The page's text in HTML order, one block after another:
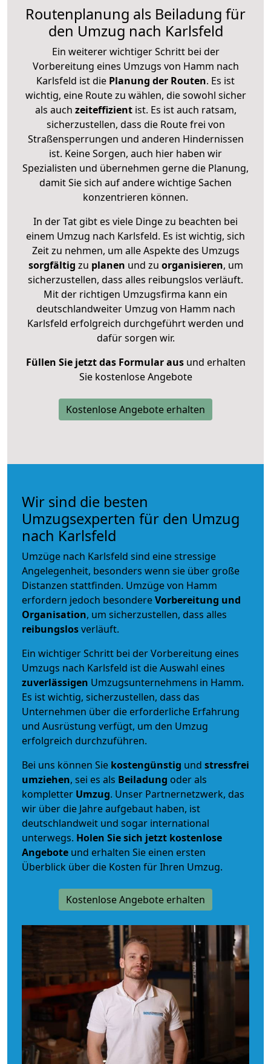
Routenplanung als Beiladung für
den Umzug nach Karlsfeld
Ein weiterer wichtiger Schritt bei der
Vorbereitung eines Umzugs von Hamm nach
Karlsfeld ist die Planung der Routen. Es ist
wichtig, eine Route zu wählen, die sowohl sicher
als auch zeiteffizientist. Es ist auch ratsam,
sicherzustellen, dass die Route frei von
Straßensperrungen und anderen Hindernissen
ist. Keine Sorgen, auch hier haben wir
Spezialisten und übernehmen gerne die Planung,
damit Sie sich auf andere wichtige Sachen
konzentrieren können.
In der Tat gibt es viele Dinge zu beachten bei
einem Umzug nach Karlsfeld. Es ist wichtig, sich
Zeit zu nehmen, um alle Aspekte des Umzugs
sorgfältig zu planen und zu organisieren, um
sicherzustellen, dass alles reibungslos verläuft.
Mit der richtigen Umzugsfirma kann ein
deutschlandweiter Umzug von Hamm nach
Karlsfeld erfolgreich durchgeführt werden und
dafür sorgen wir.
Füllen Sie jetzt das Formular ausund erhalten
Sie kostenlose Angebote
Kostenlose Angebote erhalten
Wir sind die besten
Umzugsexperten für den Umzug
nach Karlsfeld
Umzüge nach Karlsfeld sind eine stressige
Angelegenheit, besonders wenn sie über große
Distanzen stattfinden. Umzüge von Hamm
erfordern jedoch besondereVorbereitung und
Organisation, um sicherzustellen, dass alles
reibungslosverläuft.
Ein wichtiger Schritt bei der Vorbereitung eines
Umzugs nach Karlsfeld ist die Auswahl eines
zuverlässigen Umzugsunternehmens in Hamm.
Es ist wichtig, sicherzustellen, dass das
Unternehmen über die erforderliche Erfahrung
und Ausrüstung verfügt, um den Umzug
erfolgreich durchzuführen.
Bei uns können Sie kostengünstig und stressfrei
umziehen, sei es als Beiladung oder als
kompletter Umzug. Unser Partnernetzwerk, das
wir über die Jahre aufgebaut haben, ist
deutschlandweit und sogar international
unterwegs. Holen Sie sich jetzt kostenlose
Angebote und erhalten Sie einen ersten
Überblick über die Kosten für Ihren Umzug.
Kostenlose Angebote erhalten